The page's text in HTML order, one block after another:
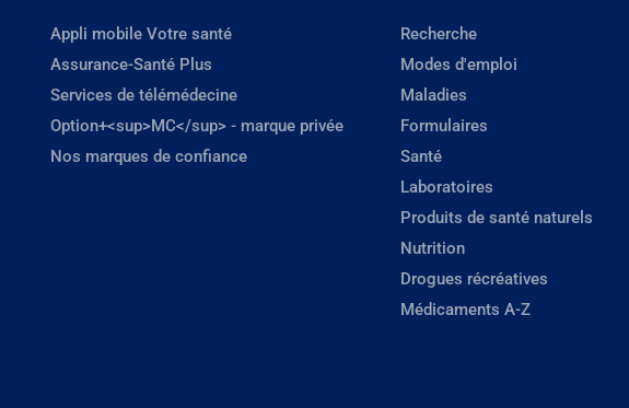
Appli mobile Votre santé
Assurance-Santé Plus
Services de télémédecine
Option+<sup>MC</sup> - marque privée
Nos marques de confiance
Recherche
Modes d'emploi
Maladies
Formulaires
Santé
Laboratoires
Produits de santé naturels
Nutrition
Drogues récréatives
Médicaments A-Z